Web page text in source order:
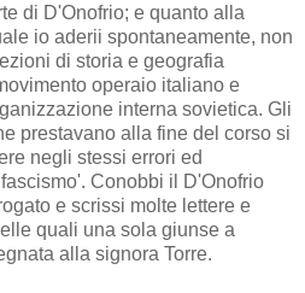
di D'Onofrio; e quanto alla
io aderii spontaneamente, non
di storia e geografia
operaio italiano e
interna sovietica. Gli
prestavano alla fine del corso si
negli stessi errori ed
Conobbi il D'Onofrio
e scrissi molte lettere e
quali una sola giunse a
alla signora Torre.